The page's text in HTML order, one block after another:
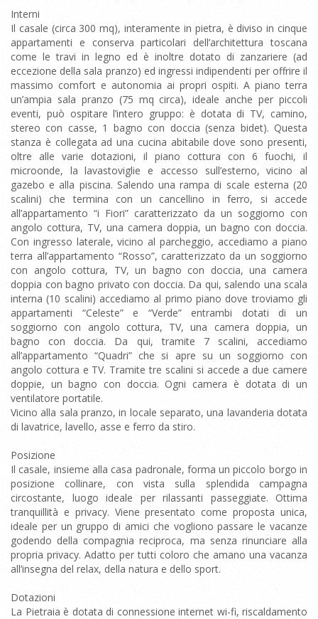
Interni
Il casale (circa 300 mq), interamente in pietra, è diviso in cinque
appartamenti e conserva particolari dell’architettura toscana
come le travi in legno ed è inoltre dotato di zanzariere (ad
eccezione della sala pranzo) ed ingressi indipendenti per offrire il
massimo comfort e autonomia ai propri ospiti. A piano terra
un’ampia sala pranzo (75 mq circa), ideale anche per piccoli
eventi, può ospitare l’intero gruppo: è dotata di TV, camino,
stereo con casse, 1 bagno con doccia (senza bidet). Questa
stanza è collegata ad una cucina abitabile dove sono presenti,
oltre alle varie dotazioni, il piano cottura con 6 fuochi, il
microonde, la lavastoviglie e accesso sull’esterno, vicino al
gazebo e alla piscina. Salendo una rampa di scale esterna (20
scalini) che termina con un cancellino in ferro, si accede
all’appartamento “i Fiori” caratterizzato da un soggiorno con
angolo cottura, TV, una camera doppia, un bagno con doccia.
Con ingresso laterale, vicino al parcheggio, accediamo a piano
terra all’appartamento “Rosso”, caratterizzato da un soggiorno
con angolo cottura, TV, un bagno con doccia, una camera
doppia con bagno privato con doccia. Da qui, salendo una scala
interna (10 scalini) accediamo al primo piano dove troviamo gli
appartamenti “Celeste” e “Verde” entrambi dotati di un
soggiorno con angolo cottura, TV, una camera doppia, un
bagno con doccia. Da qui, tramite 7 scalini, accediamo
all’appartamento “Quadri” che si apre su un soggiorno con
angolo cottura e TV. Tramite tre scalini si accede a due camere
doppie, un bagno con doccia. Ogni camera è dotata di un
ventilatore portatile.
Vicino alla sala pranzo, in locale separato, una lavanderia dotata
di lavatrice, lavello, asse e ferro da stiro.
Posizione
Il casale, insieme alla casa padronale, forma un piccolo borgo in
posizione collinare, con vista sulla splendida campagna
circostante, luogo ideale per rilassanti passeggiate. Ottima
tranquillità e privacy. Viene presentato come proposta unica,
ideale per un gruppo di amici che vogliono passare le vacanze
godendo della compagnia reciproca, ma senza rinunciare alla
propria privacy. Adatto per tutti coloro che amano una vacanza
all’insegna del relax, della natura e dello sport.
Dotazioni
La Pietraia è dotata di connessione internet wi-fi, riscaldamento